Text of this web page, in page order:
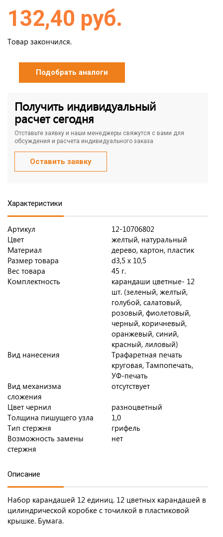
132,40 руб.
Товар закончился.
Подобрать аналоги
Получить индивидуальный
расчет сегодня
Отставьте заявку и наши менеджеры свяжутся с вами для
обсуждения и расчета индивидуального заказа
Оставить заявку
Характеристики
Артикул
12-10706802
Цвет
желтый, натуральный
Материал
дерево, картон, пластик
Размер товара
d3,5 х 10,5
Вес товара
45 г.
Комплектность
карандаши цветные- 12
шт. (зеленый, желтый,
голубой, салатовый,
розовый, фиолетовый,
черный, коричневый,
оранжевый, синий,
красный, лиловый)
Вид нанесения
Трафаретная печать
круговая, Тампопечать,
УФ-печать
Вид механизма
сложения
отсутствует
Цвет чернил
разноцветный
Толщина пишущего узла
1,0
Тип стержня
грифель
Возможность замены
стержня
нет
Описание
Набор карандашей 12 единиц. 12 цветных карандашей в
цилиндрической коробке с точилкой в пластиковой
крышке. Бумага.